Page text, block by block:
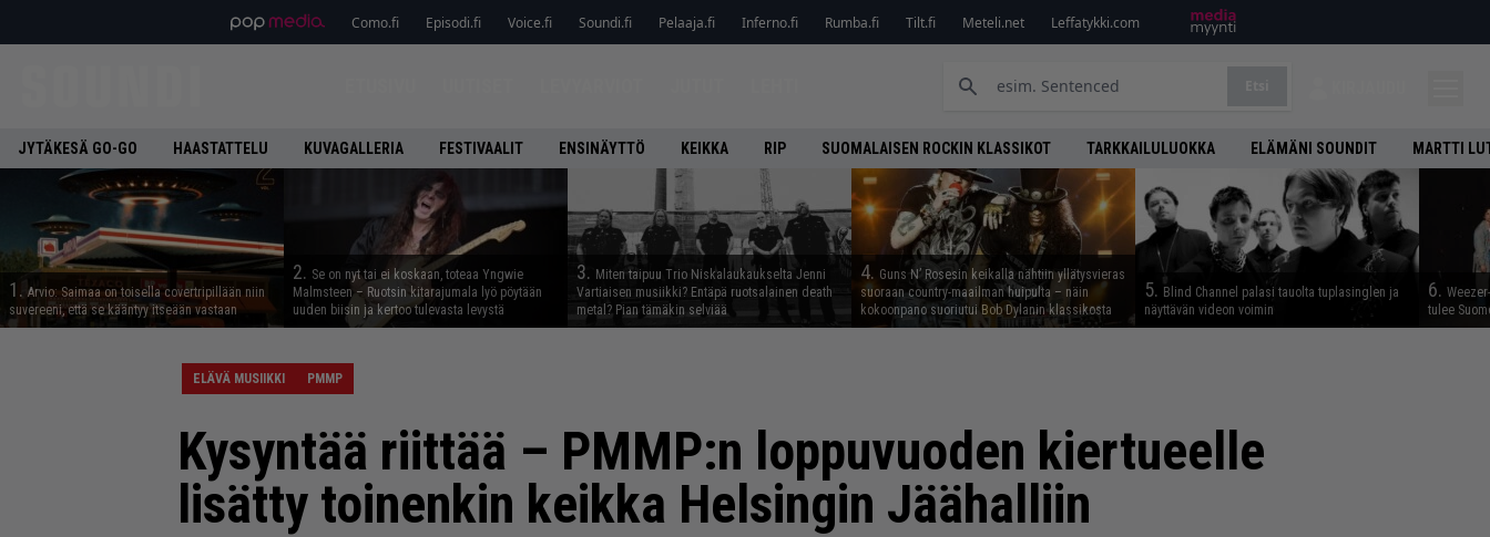
Como.fi Episodi.fi Voice.fi Soundi.fi Pelaaja.fi Inferno.fi Rumba.fi Tilt.fi Meteli.net Leffatykki.com
JYTÄKESÄ GO-GO HAASTATTELU KUVAGALLERIA FESTIVAALIT ENSINÄYTTÖ KEIKKA RIP SUOMALAISEN ROCKIN KLASSIKOT TARKKAILULUOKKA ELÄMÄNI SOUNDIT MARTTI
1. Arvio: Saimaa on toisella covertripillään niin
suvereeni, että se kääntyy itseään vastaan
2. Se on nyt tai ei koskaan, toteaa Yngwie
Malmsteen – Ruotsin kitarajumala lyö pöytään
uuden biisin ja kertoo tulevasta levystä
3. Miten taipuu Trio Niskalaukaukselta Jenni
Vartiaisen musiikki? Entäpä ruotsalainen death
metal? Pian tämäkin selviää
4. Guns N’ Rosesin keikalla nähtiin yllätysvieras
suoraan country-maailman huipulta – näin
kokoonpano suoriutui Bob Dylanin klassikosta
5. Blind Channel palasi tauolta tuplasinglen ja
näyttävän videon voimin
6.
tulee
ELÄVÄ MUSIIKKI PMMP
Kysyntää riittää – PMMP:n loppuvuoden kiertueelle
lisätty toinenkin keikka Helsingin Jäähalliin